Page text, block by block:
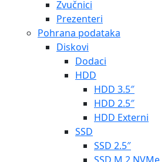
Zvučnici
Prezenteri
Pohrana podataka
Diskovi
Dodaci
HDD
HDD 3.5″
HDD 2.5″
HDD Externi
SSD
SSD 2.5″